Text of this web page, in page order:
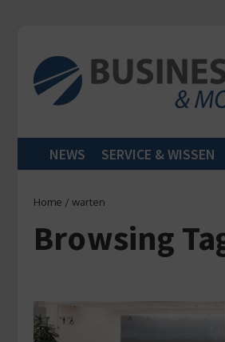
NEWS SERVICE & WISSEN
Home / warten
Browsing